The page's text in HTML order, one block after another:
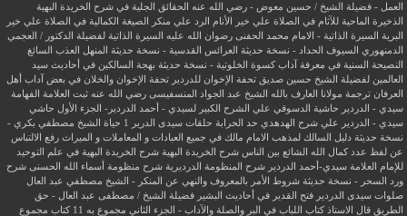
العمل - فضيلة الشيخ / حسين معوض - رضي الله عنه
الحقائق الجلية في شرح الخريدة البهية
الذخيرة الماحية للآثام في الصلاة علي خير الأنام
الرد علي منكر الصيغة الكمالية في الصلاة علي خير
البرية
السيرة الذاتية - الامام محمد الحفنى رضوان الله عليه
السيرة الذاتية لفضيلة الدكتور / العجمي
الدمنهوري
السيوف الحداد - نسخة حديثة العرائس القدسية - نسخة حديثة
المنهل العذب السائغ
النصيحة السنية في معرفة آداب كسوة الخلوتية - نسخة حديثة بهجة السالكين في أحاديث سيد
العالمين لفضيلة الشيخ حسين صديق
تحفة الإخوان للدردير تحفة الإخوان والخلان في بعض آداب أهل
العرفان ترجمة مولانا العارف بالله الشيخ عبد الجواد المنسفيسى رضي الله عنه ثبت العلامة الفهامة
سيدي - الدردير
حاشية الدسوقي علي الشرح الكبير لسيدي - أحمد الدردير- الجزء الأول حاشي
سيدي - الدردير علي شرح الهدهدي حد الحرابة حلقات سيدى الدرير 1
حياة الشيخ مصطفي بكري -
نسخة حديثة دليل السالك لمذهب الامام مالك في جميع العبادات و المعاملات و الميراث رفع الالتباس
عن لفظ عدد كمال الله الشائع بين الناس شرح الخريدة البهية شرح الخريدة البهية في علم التوحيد
للإمام العلامة سيدي-أحمد الدردير شرح المنظومة الدرديرية شرح منظومة أسماء الله الحسنى شرح
ورد السحر - نسخة حديثة شروط الأمر بالمعروف والنهي عن المنكر - الشيخ مصطفي عبد العال
صلوات سيدى الدردير فتح القدير في أحاديث البشير فضيلة الشيخ / مصطفى عبد العال - حق
الطريق
قال الاستاذ كتاب اللباب في البر والصلة والآداب - الجزء الثاني مجموع به 11 كتاب
مجموع